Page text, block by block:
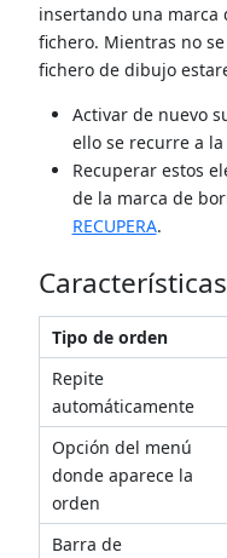
insertando una marca
fichero. Mientras no
fichero de dibujo
Activar de nuevo
ello se recurre a
Recuperar estos
de la marca de
RECUPERA.
Tipo de orden
Repite
automáticamente
Opción del menú
donde aparece la
orden
Barra de